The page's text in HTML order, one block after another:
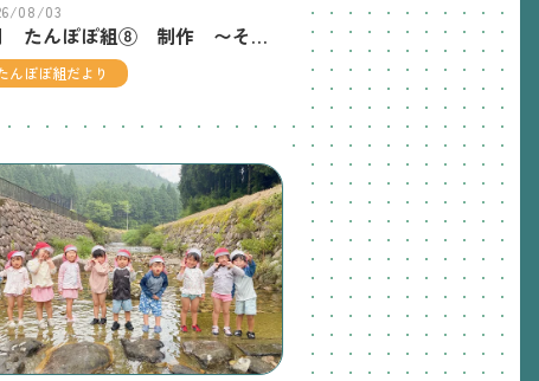
08/03
7月 たんぽぽ組⑧ 制作 〜そだてたやさいをかいてみよう！〜
んぽぽ組だより